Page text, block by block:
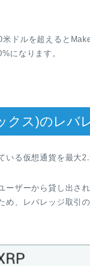
ドルを超えると
になります。
クス)のレバ
いる仮想通貨を最大
ーザーから貸し出さ
め、レバレッジ取引